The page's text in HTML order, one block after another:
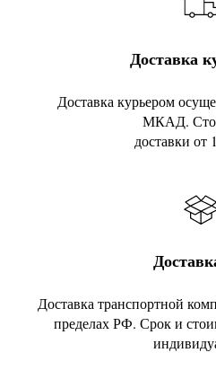
Доставка
Доставка курьером
МКАД.
доставки от
Доставка транспортной
пределах РФ. Срок и